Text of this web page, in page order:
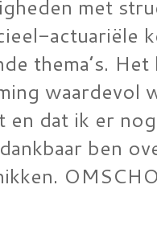
met
actuariële
thema’s.
waardevol
dat ik er
ben